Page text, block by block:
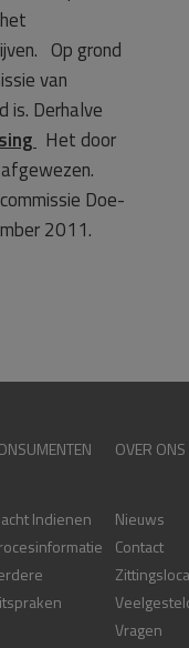
Op grond
van
is. Derhalve
Het door
Doe-
2011.
Indienen
OVER ONS
Nieuws
Contact
Vragen